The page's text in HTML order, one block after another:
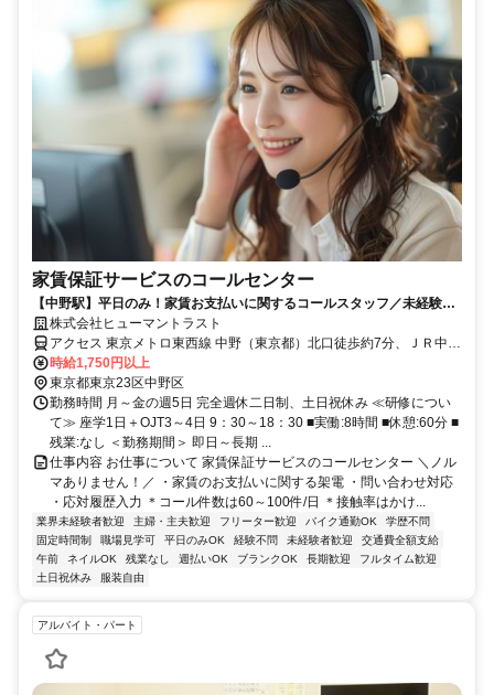
家賃保証サービスのコールセンター
【中野駅】平日のみ！家賃お支払いに関するコールスタッフ／未経験
OK！株式会社ヒューマントラスト
アクセス 東京メトロ東西線 中野（東京都）北口徒歩約7分、ＪＲ中央
本線 中野（東京都）北口徒歩約7分、西武新宿線 新井薬師前南口徒歩
約11分
時給1,750円以上
東京都東京23区中野区
勤務時間 月～金の週5日 完全週休二日制、土日祝休み ≪研修につい
て≫ 座学1日＋OJT3～4日 9：30～18：30 ■実働:8時間 ■休憩:60分 ■
残業:なし ＜勤務期間＞ 即日～長期 ...
仕事内容 お仕事について 家賃保証サービスのコールセンター ＼ノル
マありません！／ ・家賃のお支払いに関する架電 ・問い合わせ対応
・応対履歴入力 ＊コール件数は60～100件/日 ＊接触率はかけ...
業界未経験者歓迎 主婦・主夫歓迎 フリーター歓迎 バイク通勤OK
学歴不問
固定時間制
職場見学可 平日のみOK 経験不問 未経験者歓迎
交通費全額支給
午前
ネイルOK 残業なし 週払いOK ブランクOK 長期歓迎
フルタイム歓迎
土日祝休み
服装自由
アルバイト・パート